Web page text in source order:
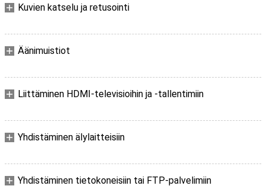
Kuvien katselu ja retusointi
Äänimuistiot
Liittäminen HDMI-televisioihin ja -tallentimiin
Yhdistäminen älylaitteisiin
Yhdistäminen tietokoneisiin tai FTP-palvelimiin